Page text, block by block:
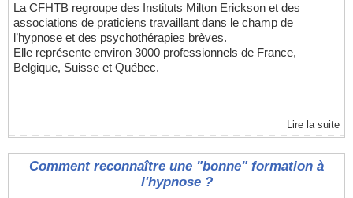
La CFHTB regroupe des Instituts Milton Erickson et des
associations de praticiens travaillant dans le champ de
l’hypnose et des psychothérapies brèves.
Elle représente environ 3000 professionnels de France,
Belgique, Suisse et Québec.
Lire la suite
Comment reconnaître une "bonne" formation à
l'hypnose ?